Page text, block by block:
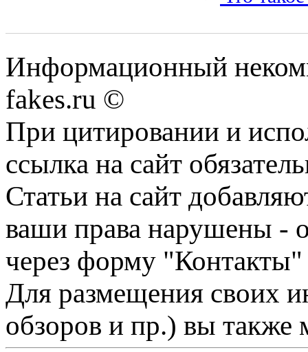
Информационный
fakes.ru ©
При цитировании и
ссылка на сайт
Статьи на сайт
ваши права нарушены -
через форму "Контакты"
Для размещения своих
обзоров и пр.) вы также